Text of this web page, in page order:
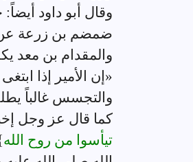
وقال أبو داود
ضمضم بن زرعة عن
والمقدام بن معد
«إن الأمير إذا
والتجسس غالباً
كما قال عز وجل
تيأسوا من روح الله